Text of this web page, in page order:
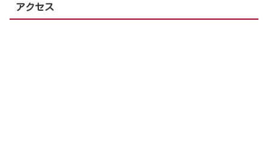
アクセス